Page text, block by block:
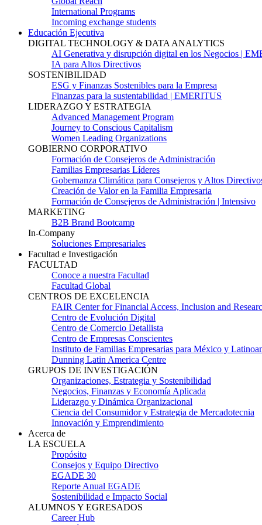
International Programs
Incoming exchange students
Educación Ejecutiva
DIGITAL TECHNOLOGY & DATA ANALYTICS
AI Generativa y disrupción digital en los Negocios |
IA para Altos Directivos
SOSTENIBILIDAD
ESG y Finanzas Sostenibles para la Empresa
Finanzas para la sustentabilidad | EMERITUS
LIDERAZGO Y ESTRATEGIA
Advanced Management Program
Journey to Conscious Capitalism
Women Leading Organizations
GOBIERNO CORPORATIVO
Formación de Consejeros de Administración
Familias Empresarias Líderes
Gobernanza Climática para Consejeros y Altos
Creación de Valor en la Familia Empresaria
Formación de Consejeros de Administración | Intensivo
MARKETING
B2B Brand Bootcamp
In-Company
Soluciones Empresariales
Facultad e Investigación
FACULTAD
Conoce a nuestra Facultad
Facultad Global
CENTROS DE EXCELENCIA
FAIR Center for Financial Access, Inclusion and
Centro de Evolución Digital
Centro de Comercio Detallista
Centro de Empresas Conscientes
Instituto de Familias Empresarias para México y
Dunning Latin America Centre
GRUPOS DE INVESTIGACIÓN
Organizaciones, Estrategia y Sostenibilidad
Negocios, Finanzas y Economía Aplicada
Liderazgo y Dinámica Organizacional
Ciencia del Consumidor y Estrategia de Mercadotecnia
Innovación y Emprendimiento
Acerca de
LA ESCUELA
Propósito
Consejos y Equipo Directivo
EGADE 30
Reporte Anual EGADE
Sostenibilidad e Impacto Social
ALUMNOS Y EGRESADOS
Career Hub